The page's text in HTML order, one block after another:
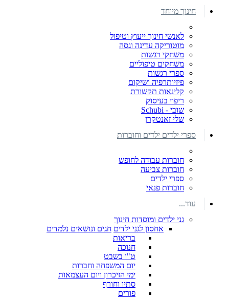
חינוך מיוחד
לאנשי חינוך ייעוץ וטיפול
מוטוריקה עדינה וגסה
משחקי רגשות
משחקים טיפוליים
ספרי רגשות
פיזיותרפיה ושיקום
קלינאות תקשורת
ריפוי בעיסוק
שובי - Schubi
שלי זאנטקרן
ספרי ילדים ילדים וחוברות
חוברות עבודה לחופש
חוברות צביעה
ספרי ילדים
חוברות פנאי
עוד...
גני ילדים ומוסדות חינוך
אחסון לגני ילדים חגים ונושאים נלמדים
בריאות
חנוכה
ט"ו בשבט
יום המשפחה וחברות
ימי הזיכרון ויום העצמאות
סתיו וחורף
פורים